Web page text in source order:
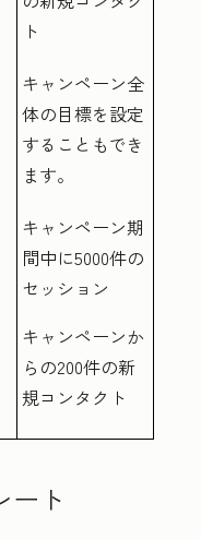
ト
キャンペーン全
体の目標を設定
することもでき
ます。
キャンペーン期
間中に5000件の
セッション
キャンペーンか
らの200件の新
規コンタクト
ート